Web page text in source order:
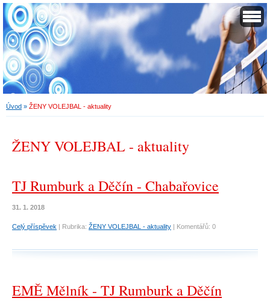
Úvod » ŽENY VOLEJBAL - aktuality
ŽENY VOLEJBAL - aktuality
TJ Rumburk a Děčín - Chabařovice
31. 1. 2018
Celý příspěvek | Rubrika: ŽENY VOLEJBAL - aktuality | Komentářů: 0
EMĚ Mělník - TJ Rumburk a Děčín